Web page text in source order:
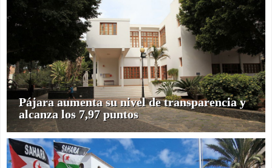
Pájara aumenta su nivel de transparencia y
alcanza los 7,97 puntos